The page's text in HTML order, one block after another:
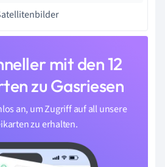
mit den 12
zu Gasriesen
an, um Zugriff auf all unsere
zu erhalten.